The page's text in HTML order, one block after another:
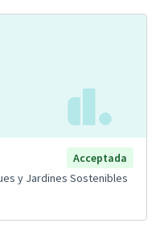
Acceptada
y Jardines Sostenibles